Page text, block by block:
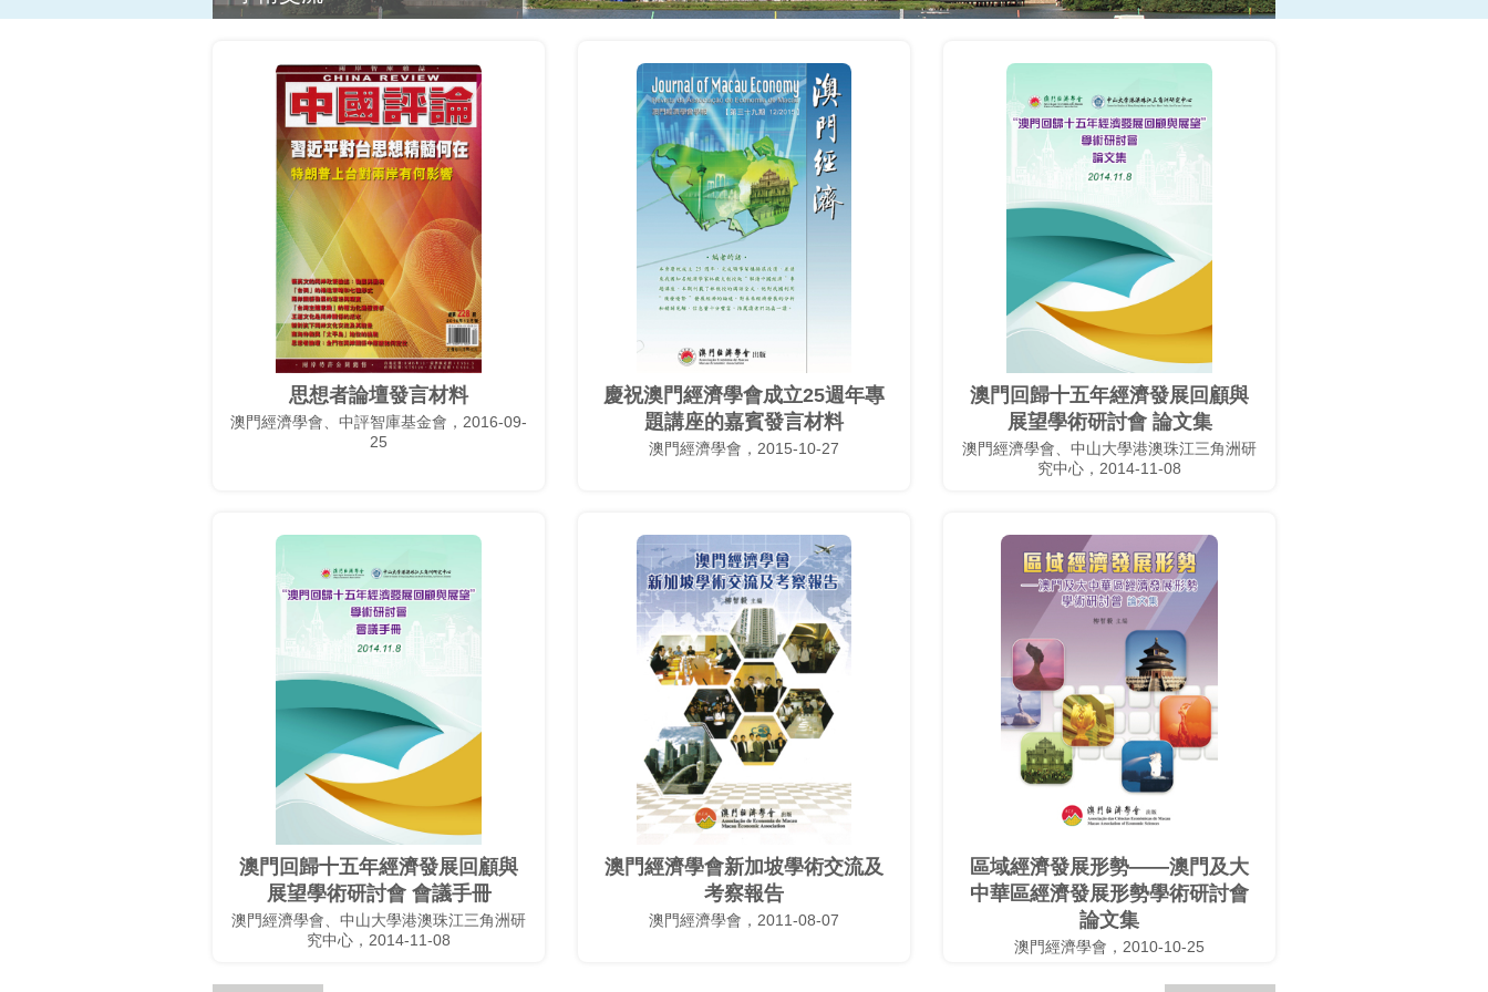
思想者論壇發言材料
澳門經濟學會、中評智庫基金會，2016-09-
25
慶祝澳門經濟學會成立25週年專
題講座的嘉賓發言材料
澳門經濟學會，2015-10-27
澳門回歸十五年經濟發展回顧與
展望學術研討會 論文集
澳門經濟學會、中山大學港澳珠江三角洲研
究中心，2014-11-08
澳門回歸十五年經濟發展回顧與
展望學術研討會 會議手冊
澳門經濟學會、中山大學港澳珠江三角洲研
究中心，2014-11-08
澳門經濟學會新加坡學術交流及
考察報告
澳門經濟學會，2011-08-07
區域經濟發展形勢——澳門及大
中華區經濟發展形勢學術研討會
論文集
澳門經濟學會，2010-10-25